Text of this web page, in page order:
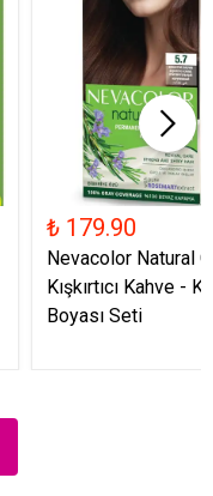
₺ 179.90
Nevacolor Natural
Kışkırtıcı Kahve -
Boyası Seti